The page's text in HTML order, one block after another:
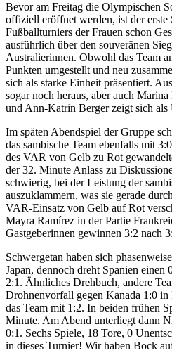
Bevor am Freitag die Olympischen
offiziell eröffnet werden, ist der erste
Fußballturniers der Frauen schon
ausführlich über den souveränen
Australierinnen. Obwohl das Team
Punkten umgestellt und neu
sich als starke Einheit präsentiert.
sogar noch heraus, aber auch
und Ann-Katrin Berger zeigt sich als
Im späten Abendspiel der Gruppe
das sambische Team ebenfalls mit
des VAR von Gelb zu Rot
der 32. Minute Anlass zu
schwierig, bei der Leistung der
auszuklammern, was sie gerade
VAR-Einsatz von Gelb auf Rot
Mayra Ramírez in der Partie
Gastgeberinnen gewinnen 3:2 nach
Schwergetan haben sich
Japan, dennoch dreht Spanien
2:1. Ähnliches Drehbuch, andere
Drohnenvorfall gegen Kanada 1:0
das Team mit 1:2. In beiden frühen
Minute. Am Abend unterliegt dann
0:1. Sechs Spiele, 18 Tore, 0
in dieses Turnier! Wir haben Bock